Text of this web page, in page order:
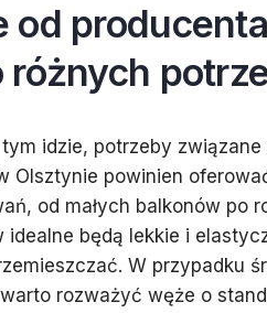
od
idzie, potrzeby
Olsztynie powinien
od małych balkonów po
będą lekkie i
W przypadku
rozważyć węże o